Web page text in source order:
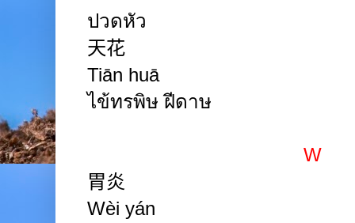
ปวดหัว
天花
Tiān huā
ไข้ทรพิษ ฝีดาษ
W
胃炎
Wèi yán